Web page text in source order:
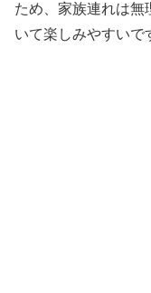
ため、家族連れは無
いて楽しみやすいで